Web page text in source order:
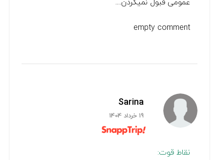
empty comment
Sarina
19 خرداد 1404
نقاط قوت: